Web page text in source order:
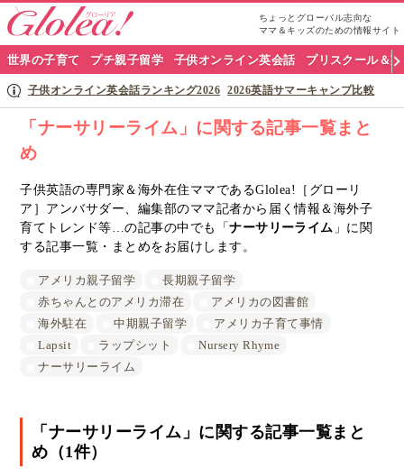
ちょっとグローバル志向な
ママ＆キッズのための情報サイト
グ
ロ
リ
ア
ナ
世界の子育て プチ親子留学 子供オンライン英会話 プリスクール＆
子供オンライン英会話ランキング2026 2026英語サマーキャンプ比較
「ナーサリーライム」に関する記事一覧まと
め
子供英語の専門家＆海外在住ママであるGlolea!［グローリ
ア］アンバサダー、編集部のママ記者から届く情報＆海外子
育てトレンド等…の記事の中でも「ナーサリーライム 」に関
する記事一覧・まとめをお届けします。
アメリカ親子留学
長期親子留学
赤ちゃんとのアメリカ滞在
アメリカの図書館
海外駐在
中期親子留学
アメリカ子育て事情
Lapsit
ラップシット
Nursery Rhyme
ナーサリーライム
「ナーサリーライム」に関する記事一覧まと
め（1件）